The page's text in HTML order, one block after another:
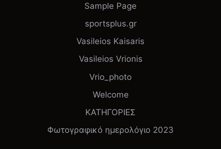
Sample Page
sportsplus.gr
Vasileios Kaisaris
Vasileios Vrionis
Vrio_photo
Welcome
ΚΑΤΗΓΟΡΙΕΣ
Φωτογραφικό ημερολόγιο 2023